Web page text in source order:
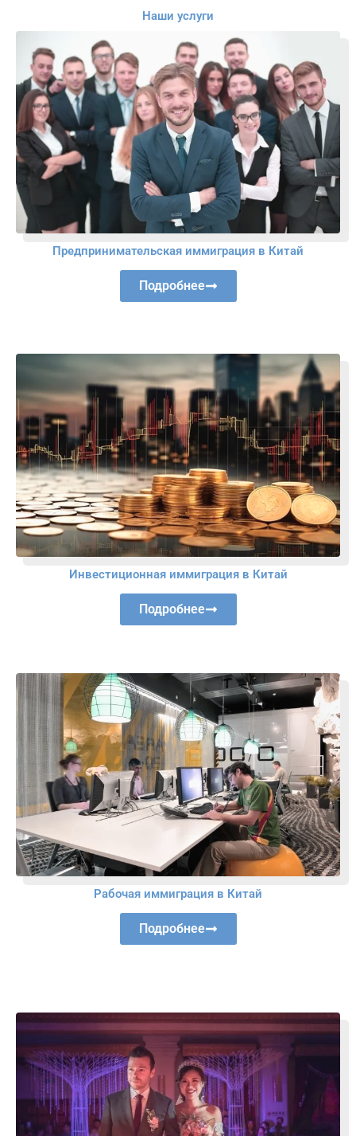
Наши услуги
Предпринимательская иммиграция в Китай
Подробнее
Инвестиционная иммиграция в Китай
Подробнее
Рабочая иммиграция в Китай
Подробнее